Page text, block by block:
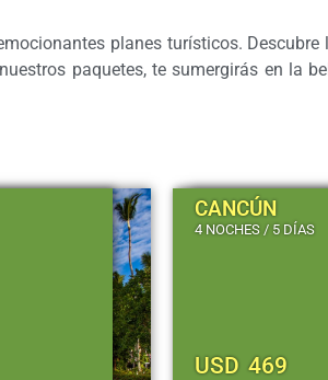
planes turísticos.
paquetes, te sumergirás en la
CANCÚN
4 NOCHES / 5 DÍAS
USD 469